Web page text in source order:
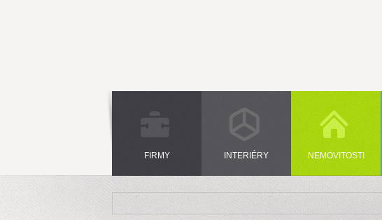
FIRMY INTERIÉRY NEMOVITOSTI